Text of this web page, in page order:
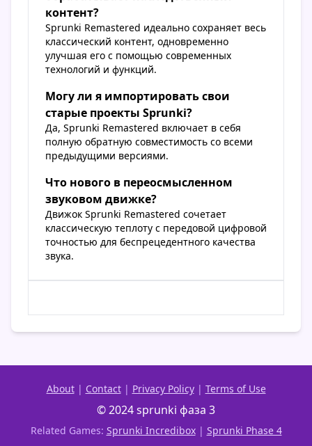
контент?
Sprunki Remastered идеально сохраняет весь
классический контент, одновременно
улучшая его с помощью современных
технологий и функций.
Могу ли я импортировать свои
старые проекты Sprunki?
Да, Sprunki Remastered включает в себя
полную обратную совместимость со всеми
предыдущими версиями.
Что нового в переосмысленном
звуковом движке?
Движок Sprunki Remastered сочетает
классическую теплоту с передовой цифровой
точностью для беспрецедентного качества
звука.
About| Contact| Privacy Policy| Terms of Use
© 2024 sprunki фаза 3
Related Games: Sprunki Incredibox| Sprunki Phase 4